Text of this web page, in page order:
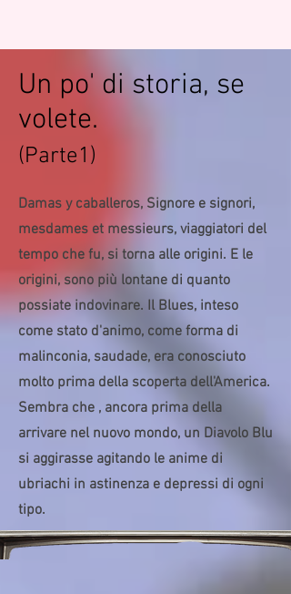
Un po' di storia, se
volete.
(Parte1)
Damas y caballeros, Signore e signori,
mesdames et messieurs, viaggiatori del
tempo che fu, si torna alle origini. E le
origini, sono più lontane di quanto
possiate indovinare. Il Blues, inteso
come stato d'animo, come forma di
malinconia, saudade, era conosciuto
molto prima della scoperta dell'America.
Sembra che , ancora prima della
arrivare nel nuovo mondo, un Diavolo Blu
si aggirasse agitando le anime di
ubriachi in astinenza e depressi di ogni
tipo.